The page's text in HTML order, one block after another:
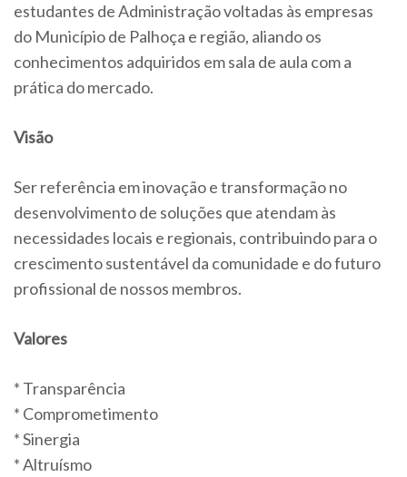
estudantes de Administração voltadas às empresas
do Município de Palhoça e região, aliando os
conhecimentos adquiridos em sala de aula com a
prática do mercado.
Visão
Ser referência em inovação e transformação no
desenvolvimento de soluções que atendam às
necessidades locais e regionais, contribuindo para o
crescimento sustentável da comunidade e do futuro
profissional de nossos membros.
Valores
* Transparência
* Comprometimento
* Sinergia
* Altruísmo